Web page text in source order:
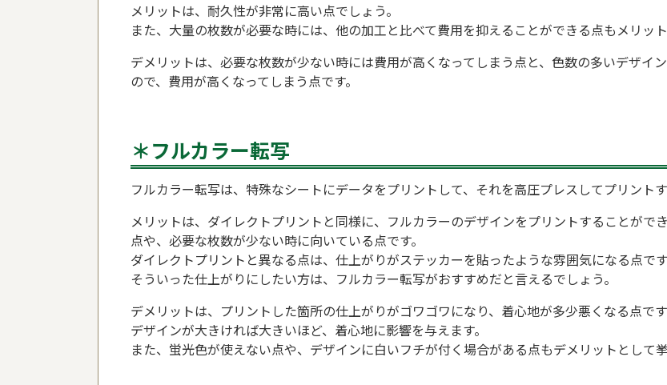
メリットは、耐久性が非常に高い点でしょう。
また、大量の枚数が必要な時には、他の加工と比べて費用を抑えることができる点もメリット
デメリットは、必要な枚数が少ない時には費用が高くなってしまう点と、色数の多いデザイ
ので、費用が高くなってしまう点です。
＊フルカラー転写
フルカラー転写は、特殊なシートにデータをプリントして、それを高圧プレスしてプリントす
メリットは、ダイレクトプリントと同様に、フルカラーのデザインをプリントすることがで
点や、必要な枚数が少ない時に向いている点です。
ダイレクトプリントと異なる点は、仕上がりがステッカーを貼ったような雰囲気になる点です
そういった仕上がりにしたい方は、フルカラー転写がおすすめだと言えるでしょう。
デメリットは、プリントした箇所の仕上がりがゴワゴワになり、着心地が多少悪くなる点です
デザインが大きければ大きいほど、着心地に影響を与えます。
また、蛍光色が使えない点や、デザインに白いフチが付く場合がある点もデメリットとして挙